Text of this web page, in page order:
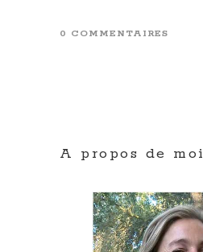
0 COMMENTAIRES
A propos de moi